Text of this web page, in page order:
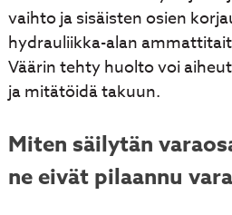
vaihto ja sisäisten osien
hydrauliikka-alan
Väärin tehty huolto voi
ja mitätöidä takuun.
Miten säilytän
ne eivät pilaannu